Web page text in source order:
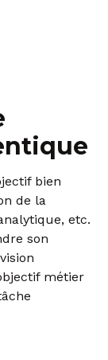
bien
de la
etc.
son
métier